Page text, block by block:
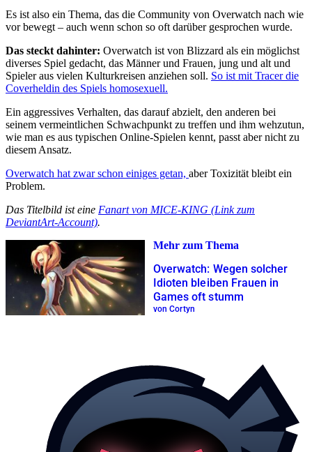
Es ist also ein Thema, das die Community von Overwatch nach wie
vor bewegt – auch wenn schon so oft darüber gesprochen wurde.
Das steckt dahinter: Overwatch ist von Blizzard als ein möglichst
diverses Spiel gedacht, das Männer und Frauen, jung und alt und
Spieler aus vielen Kulturkreisen anziehen soll. So ist mit Tracer die
Coverheldin des Spiels homosexuell.
Ein aggressives Verhalten, das darauf abzielt, den anderen bei
seinem vermeintlichen Schwachpunkt zu treffen und ihm wehzutun,
wie man es aus typischen Online-Spielen kennt, passt aber nicht zu
diesem Ansatz.
Overwatch hat zwar schon einiges getan, aber Toxizität bleibt ein
Problem.
Das Titelbild ist eine Fanart von MICE-KING (Link zum
DeviantArt-Account).
Mehr zum Thema
Overwatch: Wegen solcher
Idioten bleiben Frauen in
Games oft stumm
von Cortyn